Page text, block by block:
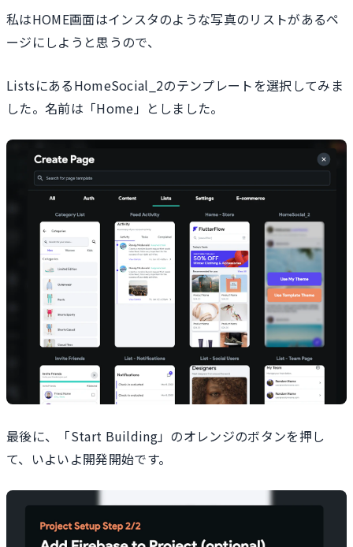
私はHOME画面はインスタのような写真のリストがあるペ
ージにしようと思うので、
ListsにあるHomeSocial_2のテンプレートを選択してみま
した。名前は「Home」としました。
最後に、「Start Building」のオレンジのボタンを押し
て、いよいよ開発開始です。